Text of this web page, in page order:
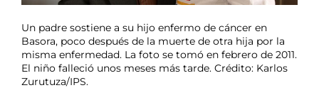
Un padre sostiene a su hijo enfermo de cáncer en
Basora, poco después de la muerte de otra hija por la
misma enfermedad. La foto se tomó en febrero de 2011.
El niño falleció unos meses más tarde. Crédito: Karlos
Zurutuza/IPS.